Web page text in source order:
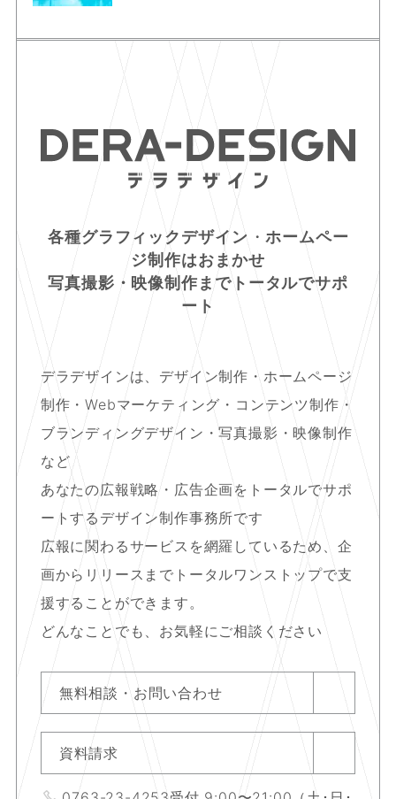
各種グラフィックデザイン ・ホームペー
ジ制作はおまかせ
写真撮影・映像制作までトータルでサポ
ート
デラデザインは、デザイン制作・ホームページ
制作 ・Webマーケティング・コンテンツ制作 ・
ブランディングデザイン・写真撮影・映像制作
など
あなたの広報戦略・広告企画をトータルでサポ
ートする デザイン制作事務所です
広報に関わるサービスを網羅しているため、 企
画からリリースまで トータルワンストップで支
援することができます。
どんなことでも、お気軽にご相談ください
無料相談・お問い合わせ
資料請求